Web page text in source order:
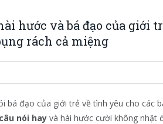
hước và bá đạo của giới
rách cả miệng
bá đạo của giới trẻ về tình yêu cho các
nói hay và hài hước cười không nhặt